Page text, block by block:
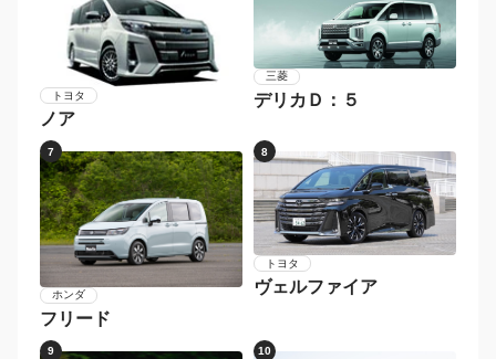
トヨタ
ノア
三菱
デリカＤ：５
7
ホンダ
フリード
8
トヨタ
ヴェルファイア
9 10